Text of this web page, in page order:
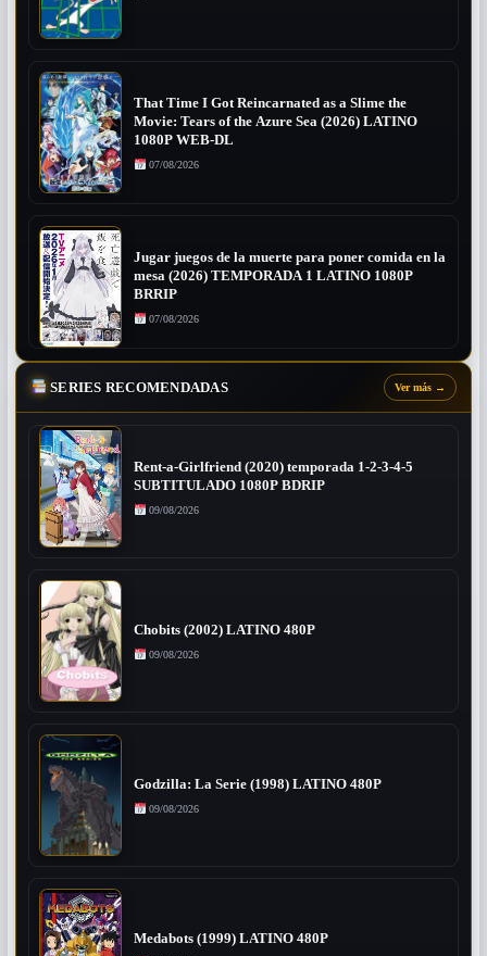
That Time I Got Reincarnated as a Slime the
Movie: Tears of the Azure Sea (2026) LATINO
1080P WEB-DL
07/08/2026
Jugar juegos de la muerte para poner comida en la
mesa (2026) TEMPORADA 1 LATINO 1080P
BRRIP
07/08/2026
SERIES RECOMENDADAS Ver más →
Rent-a-Girlfriend (2020) temporada 1-2-3-4-5
SUBTITULADO 1080P BDRIP
09/08/2026
Chobits (2002) LATINO 480P
09/08/2026
Godzilla: La Serie (1998) LATINO 480P
09/08/2026
Medabots (1999) LATINO 480P